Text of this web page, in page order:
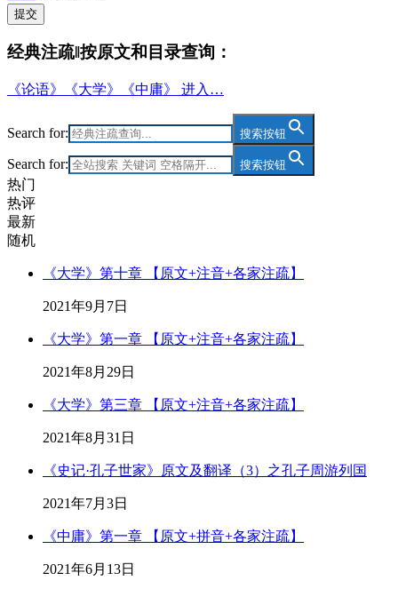
提交
经典注疏‖按原文和目录查询：
《论语》《大学》《中庸》 进入…
Search for: 搜索按钮
Search for: 搜索按钮
热门
热评
最新
随机
《大学》第十章 【原文+注音+各家注疏】
2021年9月7日
《大学》第一章 【原文+注音+各家注疏】
2021年8月29日
《大学》第三章 【原文+注音+各家注疏】
2021年8月31日
《史记·孔子世家》原文及翻译（3）之孔子周游列国
2021年7月3日
《中庸》第一章 【原文+拼音+各家注疏】
2021年6月13日